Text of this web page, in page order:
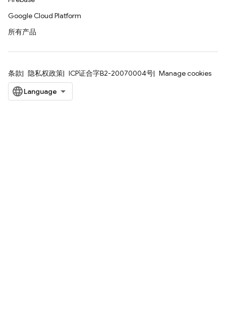
Google Cloud Platform
所有产品
条款 隐私权政策 ICP证合字B2-20070004号 Manage cookies